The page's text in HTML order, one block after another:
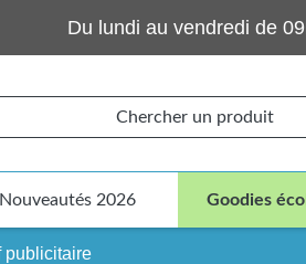
Du lundi au vendredi de
Chercher un produit
Nouveautés 2026 Goodies
publicitaire